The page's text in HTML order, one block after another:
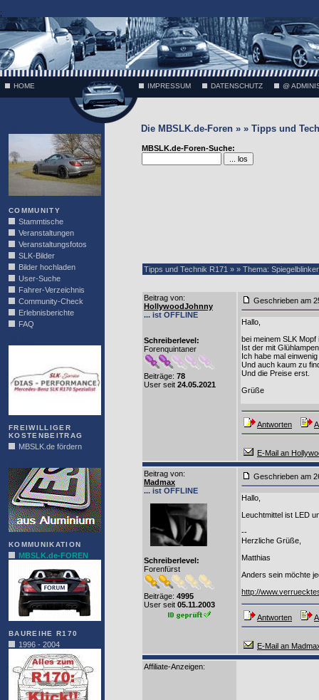
;
HOME IMPRESSUM DATENSCHUTZ @
COMMUNITY
Stammtische
Veranstaltungen
Veranstaltungsfotos
SLK-Bilder
Bilder hochladen
User-Suche
Fahrer-Verzeichnis
Community-Check
Erlebnisberichte
FAQ
FREIWILLIGER
KOSTENBEITRAG
MBSLK.de fördern
KOMMUNIKATION
MBSLK.de-FOREN
BAUREIHE R170
1996 - 2004
Die MBSLK.de-Foren » » Tipps und
MBSLK.de-Foren-Suche:
Tipps und Technik R171 » » Thema:
Beitrag von:
HollywoodJohnny
... ist OFFLINE
Schreiberlevel:
Forenquintaner
Beiträge: 78
User seit 24.05.2021
Geschrieben am
Hallo,
bei meinem SLK
Ist der mit
Ich habe mal
Und auch kaum zu
Und die Preise erst.
Grüße
Antworten
E-Mail an
Beitrag von:
Madmax
... ist OFFLINE
Schreiberlevel:
Forenfürst
Beiträge: 4995
User seit 05.11.2003
Geschrieben am
Hallo,
Leuchtmittel ist LED
--
Herzliche Grüße,
Matthias
Anders sein möchte
http://
Antworten
E-Mail an
Affiliate-Anzeigen: